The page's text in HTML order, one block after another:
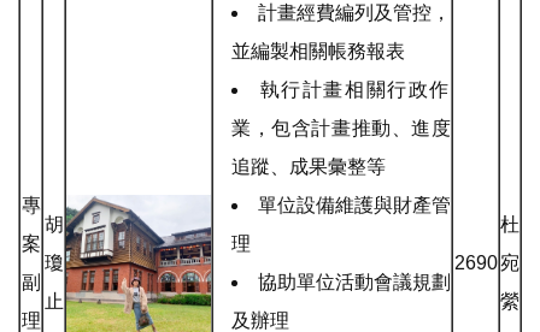
專
案
副
理
胡
瓊
止
計畫經費編列及管控，
並編製相關帳務報表
執行計畫相關行政作
業，包含計畫推動、進度
追蹤、成果彙整等
單位設備維護與財產管
理
協助單位活動會議規劃
及辦理
2690
杜
宛
縈